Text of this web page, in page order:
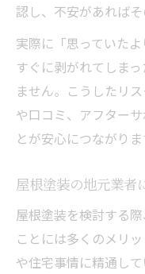
認し、不安があればそ
実際に「思っていた
すぐに剥がれてしま
ません。こうしたリ
や口コミ、アフター
とが安心につながりま
屋根塗装の地元業者
屋根塗装を検討する
ことには多くのメリ
や住宅事情に精通し